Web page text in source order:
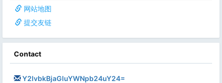
网站地图
提交友链
Contact
Y2lvbkBjaGluYWNpb24uY24=